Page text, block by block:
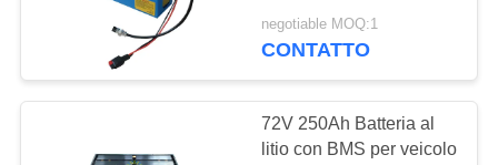
POLITICA
Batteria per veicoli
elettrici
negotiable MOQ:1
CONTATTO
72V 250Ah Batteria al
litio con BMS per veicolo